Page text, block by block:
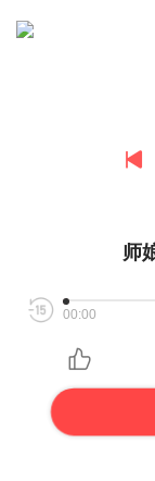
师
00:00